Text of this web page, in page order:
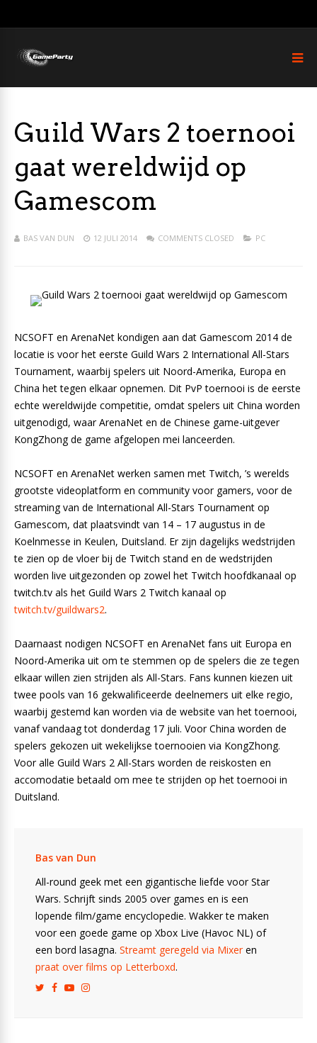
Guild Wars 2 toernooi
gaat wereldwijd op
Gamescom
BAS VAN DUN 12 JULI 2014 COMMENTS CLOSED PC
NCSOFT en ArenaNet kondigen aan dat Gamescom 2014 de
locatie is voor het eerste Guild Wars 2 International All-Stars
Tournament, waarbij spelers uit Noord-Amerika, Europa en
China het tegen elkaar opnemen. Dit PvP toernooi is de eerste
echte wereldwijde competitie, omdat spelers uit China worden
uitgenodigd, waar ArenaNet en de Chinese game-uitgever
KongZhong de game afgelopen mei lanceerden.
NCSOFT en ArenaNet werken samen met Twitch, ’s werelds
grootste videoplatform en community voor gamers, voor de
streaming van de International All-Stars Tournament op
Gamescom, dat plaatsvindt van 14 – 17 augustus in de
Koelnmesse in Keulen, Duitsland. Er zijn dagelijks wedstrijden
te zien op de vloer bij de Twitch stand en de wedstrijden
worden live uitgezonden op zowel het Twitch hoofdkanaal op
twitch.tv als het Guild Wars 2 Twitch kanaal op
twitch.tv/guildwars2.
Daarnaast nodigen NCSOFT en ArenaNet fans uit Europa en
Noord-Amerika uit om te stemmen op de spelers die ze tegen
elkaar willen zien strijden als All-Stars. Fans kunnen kiezen uit
twee pools van 16 gekwalificeerde deelnemers uit elke regio,
waarbij gestemd kan worden via de website van het toernooi,
vanaf vandaag tot donderdag 17 juli. Voor China worden de
spelers gekozen uit wekelijkse toernooien via KongZhong.
Voor alle Guild Wars 2 All-Stars worden de reiskosten en
accomodatie betaald om mee te strijden op het toernooi in
Duitsland.
Bas van Dun
All-round geek met een gigantische liefde voor Star
Wars. Schrijft sinds 2005 over games en is een
lopende film/game encyclopedie. Wakker te maken
voor een goede game op Xbox Live (Havoc NL) of
een bord lasagna. Streamt geregeld via Mixeren
praat over films op Letterboxd.